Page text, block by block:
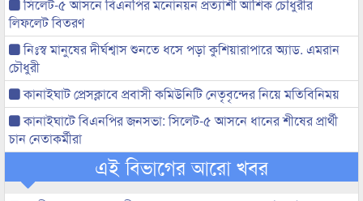
সিলেট-৫ আসনে বিএনপির মনোনয়ন প্রত্যাশী আশিক চৌধুরীর
লিফলেট বিতরণ
নিঃস্ব মানুষের দীর্ঘশ্বাস শুনতে ধসে পড়া কুশিয়ারাপারে অ্যাড. এমরান
চৌধুরী
কানাইঘাট প্রেসক্লাবে প্রবাসী কমিউনিটি নেতৃবৃন্দের নিয়ে মতিবিনিময়
কানাইঘাটে বিএনপির জনসভা: সিলেট-৫ আসনে ধানের শীষের প্রার্থী
চান নেতাকর্মীরা
এই বিভাগের আরো খবর